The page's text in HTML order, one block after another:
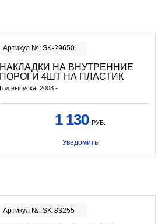
Артикул №: SK-29650
НАКЛАДКИ НА ВНУТРЕННИЕ
ПОРОГИ 4ШТ НА ПЛАСТИК
Год выпуска: 2008 -
1 130 РУБ.
Уведомить
Артикул №: SK-83255